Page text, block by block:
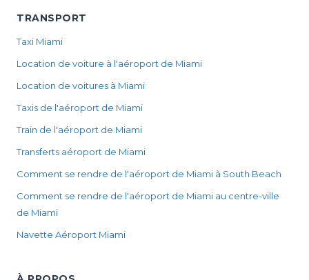
TRANSPORT
Taxi Miami
Location de voiture à l'aéroport de Miami
Location de voitures à Miami
Taxis de l'aéroport de Miami
Train de l'aéroport de Miami
Transferts aéroport de Miami
Comment se rendre de l'aéroport de Miami à South Beach
Comment se rendre de l'aéroport de Miami au centre-ville
de Miami
Navette Aéroport Miami